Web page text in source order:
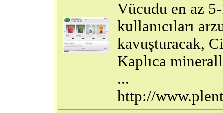
Vücudu en az
kullanıcıları
kavuşturacak,
Kaplıca
...
http://